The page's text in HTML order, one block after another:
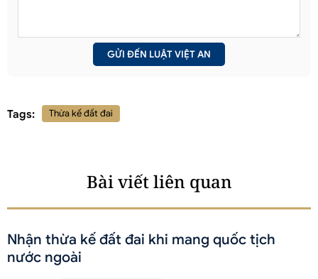
Tags: Thừa kế đất đai
Bài viết liên quan
Nhận thừa kế đất đai khi mang quốc tịch
nước ngoài